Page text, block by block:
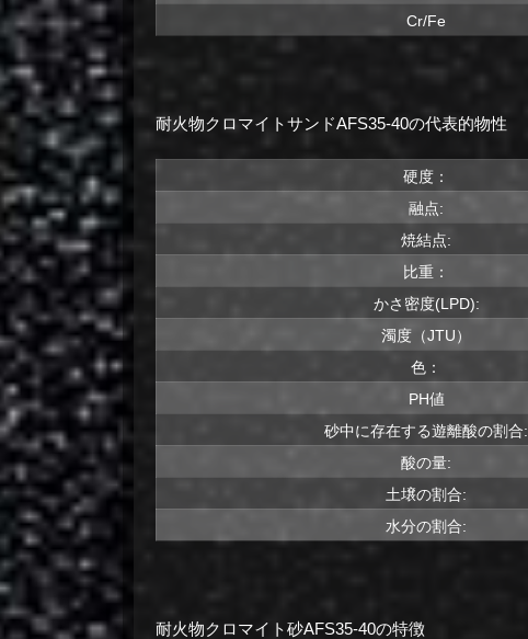
Cr/Fe
耐火物クロマイトサンドAFS35-40の代表的物性
硬度：
融点:
焼結点:
比重：
かさ密度(LPD):
濁度（JTU）
色：
PH値
砂中に存在する遊離酸の割合:
酸の量:
土壌の割合:
水分の割合:
耐火物クロマイト砂AFS35-40の特徴